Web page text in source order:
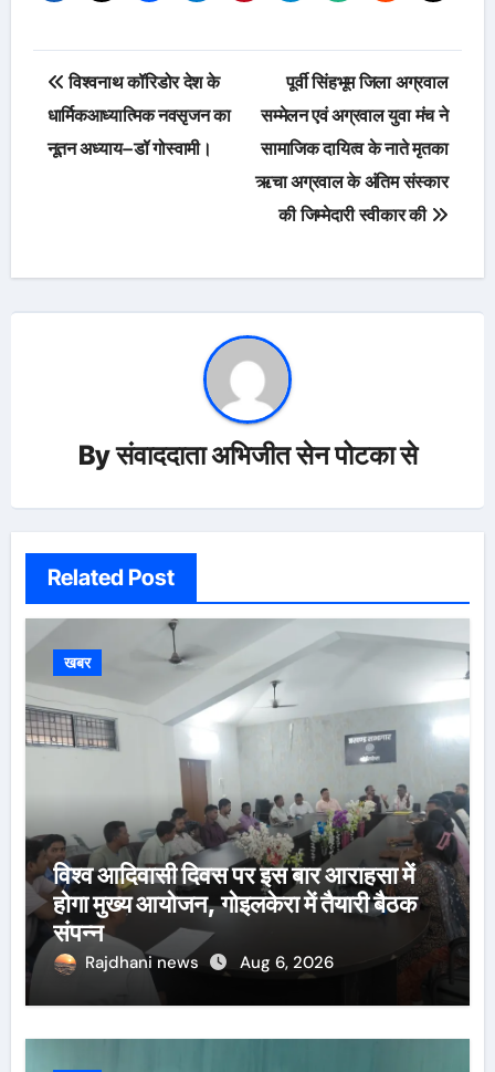
Post
navigation
विश्वनाथ कॉरिडोर देश के
धार्मिकआध्यात्मिक नवसृजन का
नूतन अध्याय–डॉ गोस्वामी।
पूर्वी सिंहभूम जिला अग्रवाल
सम्मेलन एवं अग्रवाल युवा मंच ने
सामाजिक दायित्व के नाते मृतका
ऋचा अग्रवाल के अंतिम संस्कार
की जिम्मेदारी स्वीकार की
Byसंवाददाता अभिजीत सेन पोटका से
Related Post
खबर
विश्व आदिवासी दिवस पर इस बार आराहसा में
होगा मुख्य आयोजन, गोइलकेरा में तैयारी बैठक
संपन्न
Rajdhani news Aug 6, 2026